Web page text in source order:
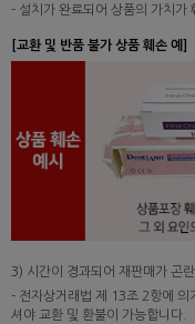
- 설치가 완료되어 상품의 가치가
[교환 및 반품 불가 상품 훼손 예]
3) 시간이 경과되어 재판매가 곤
- 전자상거래법 제 13조 2항에 의
셔야 교환 및 환불이 가능합니다.